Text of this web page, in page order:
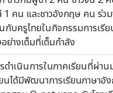
1 คน และชาวอังกฤษ คน ร่ว
กับครูไทยในกิจกรรมการเรี
ย่างเต็มที่เต็มกำลัง
ดำเนินการในภาคเรียนที่ผ่า
นได้มีพัฒนาการเรียนภาษา